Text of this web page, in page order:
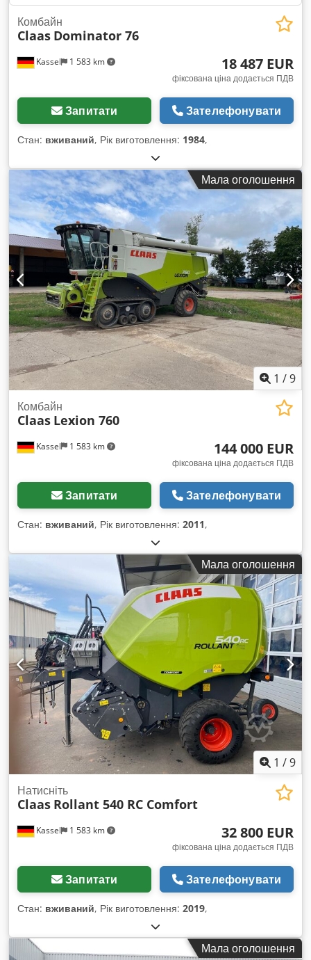
Kassel 1 583 km
Комбайн
Claas Dominator 76
18 487 EUR
фіксована ціна додається ПДВ
Запитати Зателефонувати
Стан: вживаний, Рік виготовлення: 1984,
Мала оголошення
1 /9
Kassel 1 583 km
Комбайн
Claas Lexion 760
144 000 EUR
фіксована ціна додається ПДВ
Запитати Зателефонувати
Стан: вживаний, Рік виготовлення: 2011,
Мала оголошення
1 /9
Kassel 1 583 km
Натисніть
Claas Rollant 540 RC Comfort
32 800 EUR
фіксована ціна додається ПДВ
Запитати Зателефонувати
Стан: вживаний, Рік виготовлення: 2019,
Мала оголошення